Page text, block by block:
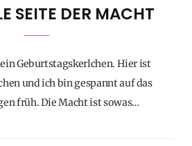
SEITE DER MACHT
Geburtstagskerlchen. Hier ist
und ich bin gespannt auf das
früh. Die Macht ist sowas…